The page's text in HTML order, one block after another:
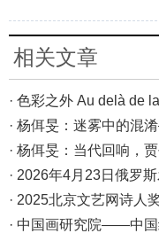
相关文章
· 杨佴旻：当代回响，
· 中国画研究院——中